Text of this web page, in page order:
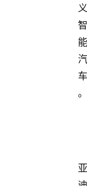
义
智
能
汽
车
。
亚